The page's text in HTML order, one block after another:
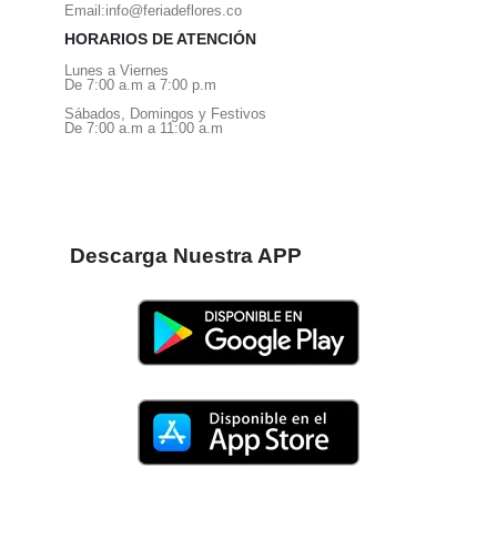
Email:info@feriadeflores.co
HORARIOS DE ATENCIÓN
Lunes a Viernes
De 7:00 a.m a 7:00 p.m
Sábados, Domingos y Festivos
De 7:00 a.m a 11:00 a.m
Descarga Nuestra APP